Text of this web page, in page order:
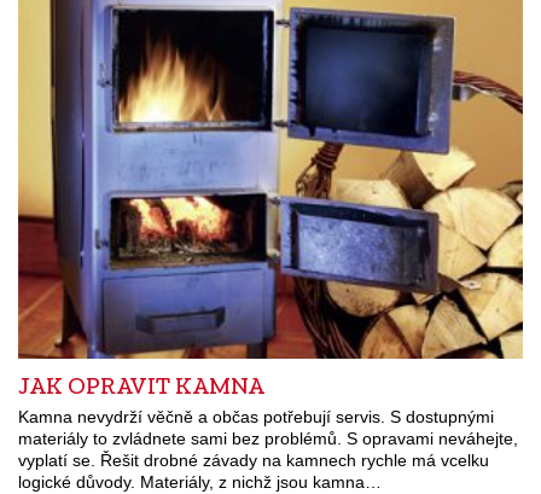
JAK OPRAVIT KAMNA
Kamna nevydrží věčně a občas potřebují servis. S dostupnými
materiály to zvládnete sami bez problémů. S opravami neváhejte,
vyplatí se. Řešit drobné závady na kamnech rychle má vcelku
logické důvody. Materiály, z nichž jsou kamna…